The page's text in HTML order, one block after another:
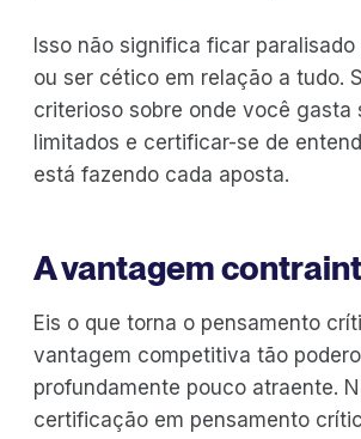
Isso não significa ficar
ou ser cético em relação a tudo.
criterioso sobre onde você gasta
limitados e certificar-se de
está fazendo cada aposta.
A vantagem
Eis o que torna o pensamento
vantagem competitiva tão
profundamente pouco atraente.
certificação em pensamento